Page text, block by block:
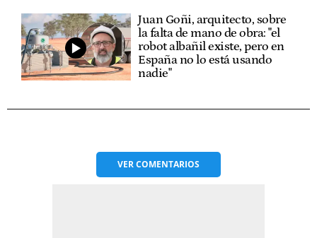
Juan Goñi, arquitecto, sobre
la falta de mano de obra: "el
robot albañil existe, pero en
España no lo está usando
nadie"
VERCOMENTARIOS